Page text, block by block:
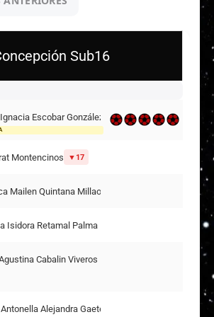
Sub16
Escobar González
Montencinos 17
Mailen Quintana Millao
Isidora Retamal Palma
Cabalin Viveros
Alejandra Gaete Araya